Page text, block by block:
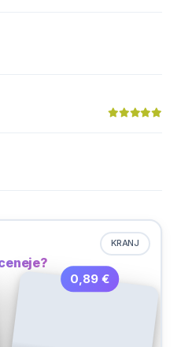
KRANJ
0,89 €